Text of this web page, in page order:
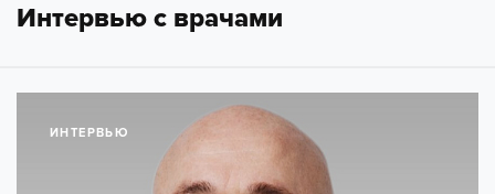
Интервью с врачами
ИНТЕРВЬЮ